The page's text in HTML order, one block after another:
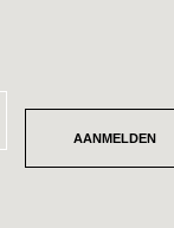
AANMELDEN